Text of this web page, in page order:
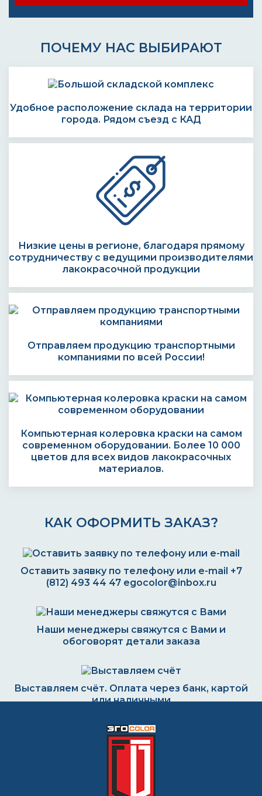
ПОЧЕМУ НАС ВЫБИРАЮТ
Удобное расположение склада на территории
города. Рядом съезд с КАД
Низкие цены в регионе, благодаря прямому
сотрудничеству с ведущими производителями
лакокрасочной продукции
Отправляем продукцию транспортными
компаниями по всей России!
Компьютерная колеровка краски на самом
современном оборудовании. Более 10 000
цветов для всех видов лакокрасочных
материалов.
КАК ОФОРМИТЬ ЗАКАЗ?
Оставить заявку по телефону или e-mail +7
(812) 493 44 47 egocolor@inbox.ru
Наши менеджеры свяжутся с Вами и
обоговорят детали заказа
Выставляем счёт. Оплата через банк, картой
или наличными
Формируем заказ и отправляем транспортной